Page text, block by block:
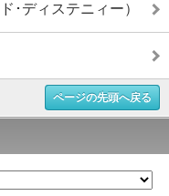
･ディステニィー）
ページの先頭へ戻る